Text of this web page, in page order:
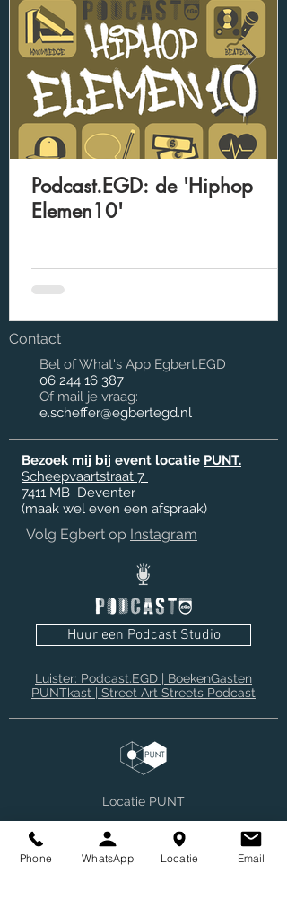
Podcast.EGD: de 'Hiphop
Elemen10'
Contact
Bel of What's App Egbert.EGD
06 244 16 387
Of mail je vraag:
e.scheffer@egbertegd.nl
Bezoek mij bij event locatie PUNT.
Scheepvaartstraat 7
7411 MB Deventer
(maak wel even een afspraak)
Volg Egbert op Instagram
Huur een Podcast Studio
Luister: Podcast.EGD | BoekenGasten
PUNTkast | Street Art Streets Podcast
Locatie PUNT
Phone WhatsApp Locatie Email